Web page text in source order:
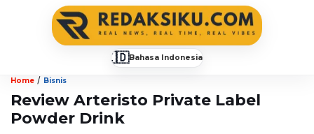
🇮🇩Bahasa Indonesia
Home / Bisnis
Review Arteristo Private Label
Powder Drink